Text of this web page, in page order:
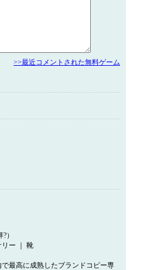
>>最近コメントされた無料ゲーム
）
ー ｜ 靴
最高に成熟したブランドコピー専